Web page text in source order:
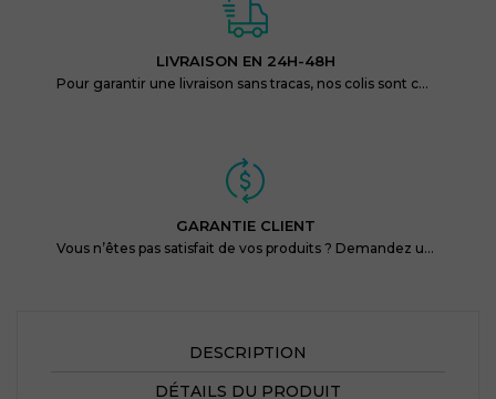
LIVRAISON EN 24H-48H
Pour garantir une livraison sans tracas, nos colis sont conditionnés de façon discrète et protégés.
GARANTIE CLIENT
Vous n’êtes pas satisfait de vos produits ? Demandez un remboursement, endéans les 14 jours !
DESCRIPTION
DÉTAILS DU PRODUIT